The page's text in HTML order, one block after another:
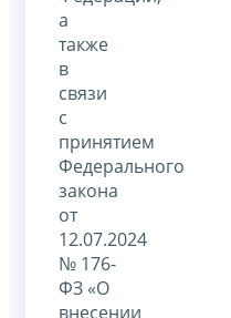
а
также
в
связи
с
принятием
Федерального
закона
от
12.07.2024
№ 176-
ФЗ «О
внесении